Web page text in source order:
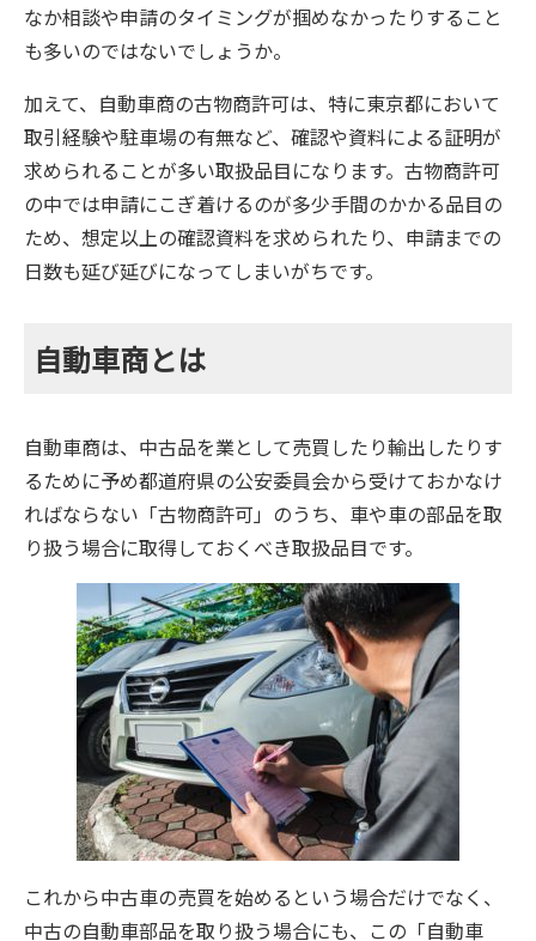
なか相談や申請のタイミングが掴めなかったりすること
も多いのではないでしょうか。
加えて、自動車商の古物商許可は、特に東京都において
取引経験や駐車場の有無など、確認や資料による証明が
求められることが多い取扱品目になります。古物商許可
の中では申請にこぎ着けるのが多少手間のかかる品目の
ため、想定以上の確認資料を求められたり、申請までの
日数も延び延びになってしまいがちです。
自動車商とは
自動車商は、中古品を業として売買したり輸出したりす
るために予め都道府県の公安委員会から受けておかなけ
ればならない「古物商許可」のうち、車や車の部品を取
り扱う場合に取得しておくべき取扱品目です。
これから中古車の売買を始めるという場合だけでなく、
中古の自動車部品を取り扱う場合にも、この「自動車